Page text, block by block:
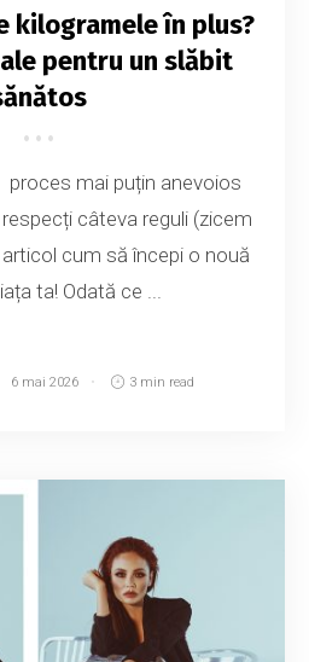
kilogramele în plus?
pentru un slăbit
proces mai puțin anevoios
câteva reguli (zicem
cum să începi o nouă
ta! Odată ce ...
6 mai 2026 3 min read